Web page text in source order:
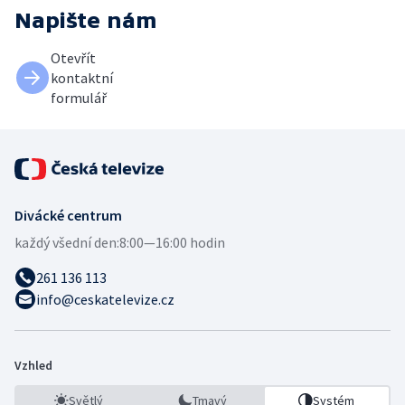
Napište nám
Otevřít
kontaktní
formulář
Divácké centrum
každý všední den:8:00—16:00 hodin
261 136 113
info@ceskatelevize.cz
Vzhled
Světlý Tmavý Systém